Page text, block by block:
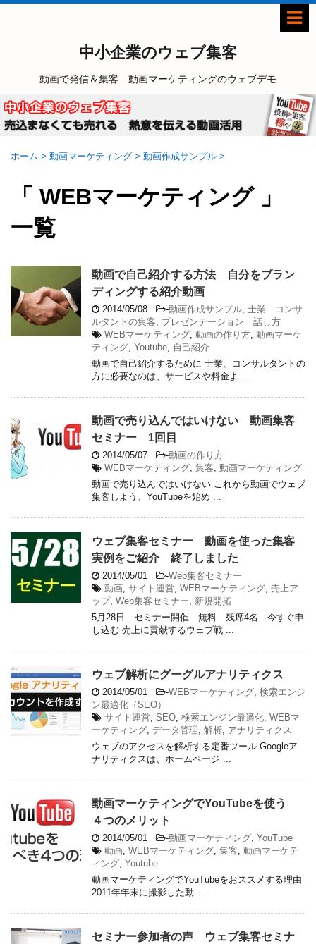
中小企業のウェブ集客
動画で発信＆集客 動画マーケティングのウェブデモ
ホーム > 動画マーケティング > 動画作成サンプル >
「 WEBマーケティング 」
一覧
動画で自己紹介する方法 自分をブラン
ディングする紹介動画
2014/05/08 -動画作成サンプル, 士業 コンサ
ルタントの集客, プレゼンテーション 話し方
WEBマーケティング, 動画の作り方, 動画マーケ
ティング, Youtube, 自己紹介
動画で自己紹介するために 士業、コンサルタントの
方に必要なのは、サービスや料金よ ...
動画で売り込んではいけない 動画集客
セミナー 1回目
2014/05/07 -動画の作り方
WEBマーケティング, 集客, 動画マーケティング
動画で売り込んではいけない これから動画でウェブ
集客しよう、YouTubeを始め ...
ウェブ集客セミナー 動画を使った集客
実例をご紹介 終了しました
2014/05/01 -Web集客セミナー
動画, サイト運営, WEBマーケティング, 売上ア
ップ, Web集客セミナー, 新規開拓
5月28日 セミナー開催 無料 残席4名 今すぐ申
し込む 売上に貢献するウェブ戦 ...
ウェブ解析にグーグルアナリティクス
2014/05/01 -WEBマーケティング, 検索エンジ
ン最適化（SEO）
サイト運営, SEO, 検索エンジン最適化, WEBマ
ーケティング, データ管理, 解析, アナリティクス
ウェブのアクセスを解析する定番ツール Googleア
ナリティクスは、ホームページ ...
動画マーケティングでYouTubeを使う
４つのメリット
2014/05/01 -動画マーケティング, YouTube
動画, WEBマーケティング, 集客, 動画マーケテ
ィング, Youtube
動画マーケティングでYouTubeをおススメする理由
2011年年末に撮影した動 ...
セミナー参加者の声 ウェブ集客セミナ